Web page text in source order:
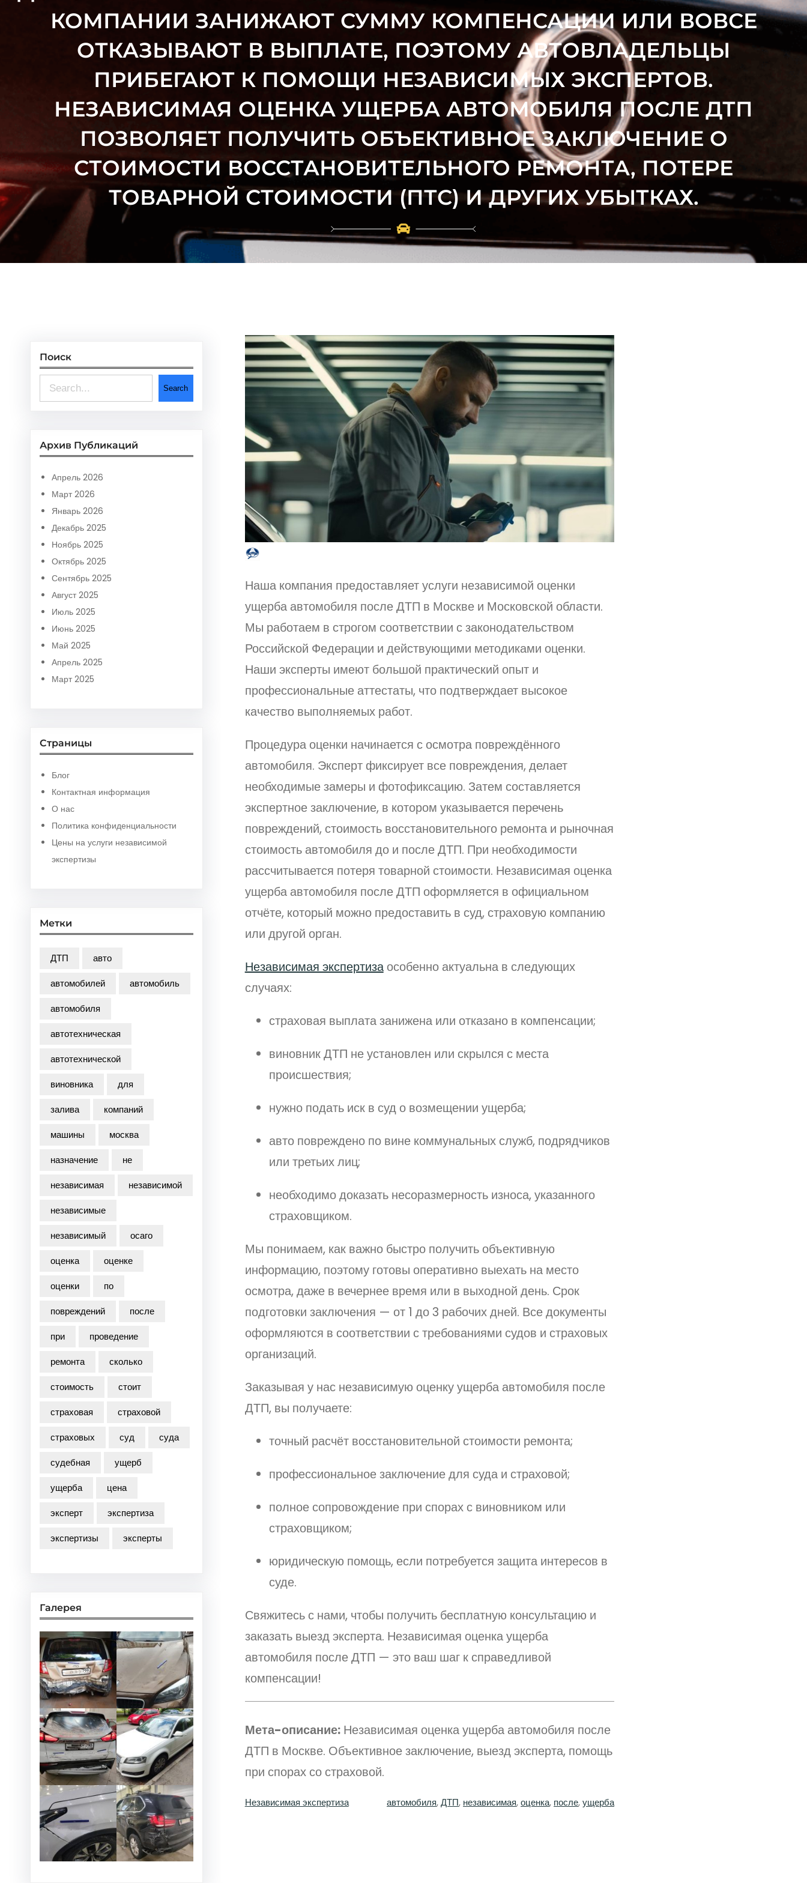
КОМПАНИИ ЗАНИЖАЮТ СУММУ КОМПЕНСАЦИИ ИЛИ ВОВСЕ
ОТКАЗЫВАЮТ В ВЫПЛАТЕ, ПОЭТОМУ АВТОВЛАДЕЛЬЦЫ
ПРИБЕГАЮТ К ПОМОЩИ НЕЗАВИСИМЫХ ЭКСПЕРТОВ.
НЕЗАВИСИМАЯ ОЦЕНКА УЩЕРБА АВТОМОБИЛЯ ПОСЛЕ ДТП
ПОЗВОЛЯЕТ ПОЛУЧИТЬ ОБЪЕКТИВНОЕ ЗАКЛЮЧЕНИЕ О
СТОИМОСТИ ВОССТАНОВИТЕЛЬНОГО РЕМОНТА, ПОТЕРЕ
ТОВАРНОЙ СТОИМОСТИ (ПТС) И ДРУГИХ УБЫТКАХ.
Поиск
e
r
h
Search
Архив Публикаций
Апрель 2026
Март 2026
Январь 2026
Декабрь 2025
Ноябрь 2025
Октябрь 2025
Сентябрь 2025
Август 2025
Июль 2025
Июнь 2025
Май 2025
Апрель 2025
Март 2025
Страницы
Блог
Контактная информация
О нас
Политика конфиденциальности
Цены на услуги независимой
экспертизы
Метки
ДТП
авто
автомобилей
автомобиль
автомобиля
автотехническая
автотехнической
виновника
для
залива
компаний
машины
москва
назначение
не
независимая
независимой
независимые
независимый
осаго
оценка
оценке
оценки
по
повреждений
после
при
проведение
ремонта
сколько
стоимость
стоит
страховая
страховой
страховых
суд
суда
судебная
ущерб
ущерба
цена
эксперт
экспертиза
экспертизы
эксперты
Галерея
Наша компания предоставляет услуги независимой оценки
ущерба автомобиля после ДТП в Москве и Московской области.
Мы работаем в строгом соответствии с законодательством
Российской Федерации и действующими методиками оценки.
Наши эксперты имеют большой практический опыт и
профессиональные аттестаты, что подтверждает высокое
качество выполняемых работ.
Процедура оценки начинается с осмотра повреждённого
автомобиля. Эксперт фиксирует все повреждения, делает
необходимые замеры и фотофиксацию. Затем составляется
экспертное заключение, в котором указывается перечень
повреждений, стоимость восстановительного ремонта и рыночная
стоимость автомобиля до и после ДТП. При необходимости
рассчитывается потеря товарной стоимости. Независимая оценка
ущерба автомобиля после ДТП оформляется в официальном
отчёте, который можно предоставить в суд, страховую компанию
или другой орган.
Независимая экспертизаособенно актуальна в следующих
случаях:
страховая выплата занижена или отказано в компенсации;
виновник ДТП не установлен или скрылся с места
происшествия;
нужно подать иск в суд о возмещении ущерба;
авто повреждено по вине коммунальных служб, подрядчиков
или третьих лиц;
необходимо доказать несоразмерность износа, указанного
страховщиком.
Мы понимаем, как важно быстро получить объективную
информацию, поэтому готовы оперативно выехать на место
осмотра, даже в вечернее время или в выходной день. Срок
подготовки заключения — от 1 до 3 рабочих дней. Все документы
оформляются в соответствии с требованиями судов и страховых
организаций.
Заказывая у нас независимую оценку ущерба автомобиля после
ДТП, вы получаете:
точный расчёт восстановительной стоимости ремонта;
профессиональное заключение для суда и страховой;
полное сопровождение при спорах с виновником или
страховщиком;
юридическую помощь, если потребуется защита интересов в
суде.
Свяжитесь с нами, чтобы получить бесплатную консультацию и
заказать выезд эксперта. Независимая оценка ущерба
автомобиля после ДТП — это ваш шаг к справедливой
компенсации!
Мета-описание:Независимая оценка ущерба автомобиля после
ДТП в Москве. Объективное заключение, выезд эксперта, помощь
при спорах со страховой.
Независимая экспертиза автомобиля, ДТП, независимая, оценка, после, ущерба